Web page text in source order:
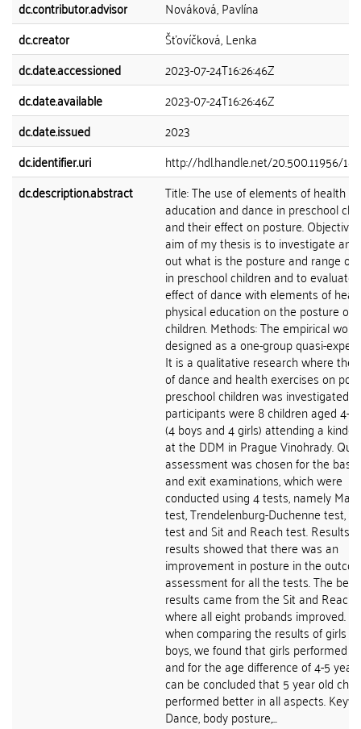
dc.contributor.advisor
Nováková, Pavlína
dc.creator
Šťovíčková, Lenka
dc.date.accessioned
2023-07-24T16:26:46Z
dc.date.available
2023-07-24T16:26:46Z
dc.date.issued
2023
dc.identifier.uri
http://hdl.handle.net/20.500.11956/
dc.description.abstract
Title: The use of elements of health
aducation and dance in preschool
and their effect on posture.
aim of my thesis is to investigate
out what is the posture and range of
in preschool children and to evaluate
effect of dance with elements of
physical education on the posture of
children. Methods: The empirical
designed as a one-group quasi-
It is a qualitative research where the
of dance and health exercises on
preschool children was investigated.
participants were 8 children aged 4-5
(4 boys and 4 girls) attending a
at the DDM in Prague Vinohrady.
assessment was chosen for the
and exit examinations, which were
conducted using 4 tests, namely
test, Trendelenburg-Duchenne test,
test and Sit and Reach test. Results:
results showed that there was an
improvement in posture in the
assessment for all the tests. The best
results came from the Sit and Reach
where all eight probands improved.
when comparing the results of girls
boys, we found that girls performed
and for the age difference of 4-5
can be concluded that 5 year old
performed better in all aspects.
Dance, body posture,...